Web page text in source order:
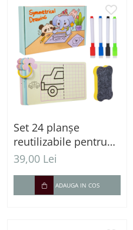
Set 24 planșe
reutilizabile pentru
desen simetric în
lavabile și burete de
șters
39,00 Lei
ADAUGA IN COS